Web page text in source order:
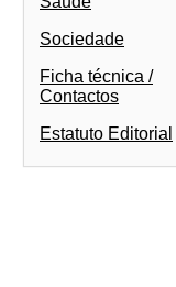
Sociedade
Ficha técnica /
Contactos
Estatuto Editorial